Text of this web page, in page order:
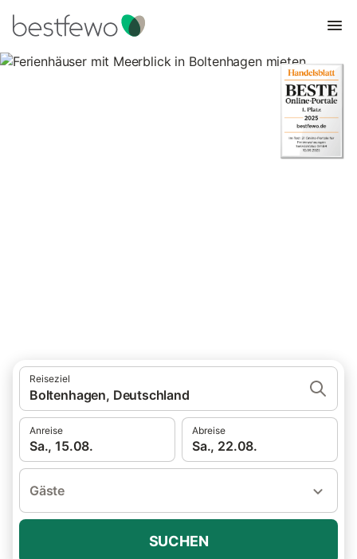
Reiseziel
Boltenhagen, Deutschland
Anreise
Sa., 15.08.
Abreise
Sa., 22.08.
Gäste
SUCHEN